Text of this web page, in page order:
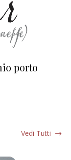
porto
Vedi Tutti